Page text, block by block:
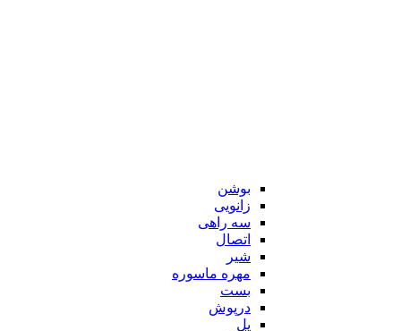
بوشن
زانویی
سه راهی
اتصال
شیر
مهره ماسوره
بست
درپوش
پل